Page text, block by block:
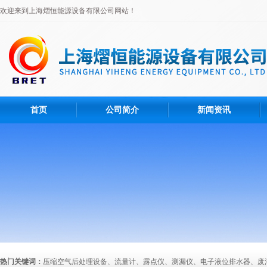
欢迎来到上海熠恒能源设备有限公司网站！
首页 公司简介 新闻资讯
热门关键词： 压缩空气后处理设备、流量计、露点仪、测漏仪、电子液位排水器、